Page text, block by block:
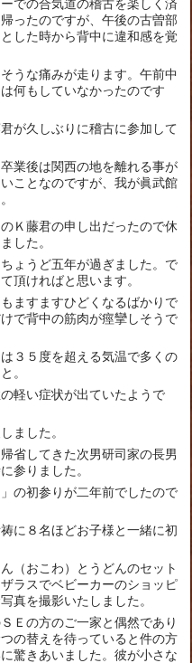
での合気道の稽古を楽しく済
ったのですが、午後の古曽部
した時から背中に違和感を覚
うな痛みが走ります。午前中
何もしていなかったのです
が久しぶりに稽古に参加して
業後は関西の地を離れる事が
ことなのですが、我が眞武館
Ｋ藤君の申し出だったので休
した。
ょうど五年が過ぎました。で
頂ければと思います。
ますますひどくなるばかりで
で背中の筋肉が痙攣しそうで
３５度を超える気温で多くの
。
軽い症状が出ていたようで
ました。
省してきた次男研司家の長男
参りました。
の初参りが二年前でしたので
に８名ほどお子様と一緒に初
（おこわ）とうどんのセット
ラスでベビーカーのショッピ
真を撮影いたしました。
Ｅの方のご一家と偶然であり
の替えを待っていると件の方
驚きあいました。彼が小さな